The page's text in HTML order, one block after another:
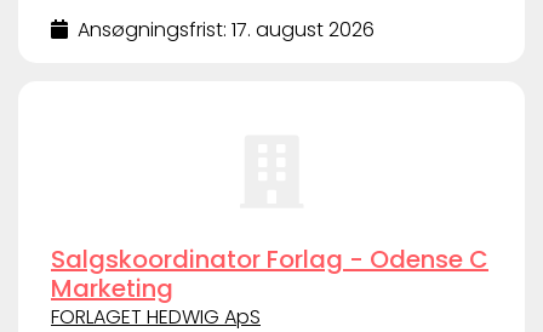
Ansøgningsfrist: 17. august 2026
Salgskoordinator Forlag - Odense C
Marketing
FORLAGET HEDWIG ApS